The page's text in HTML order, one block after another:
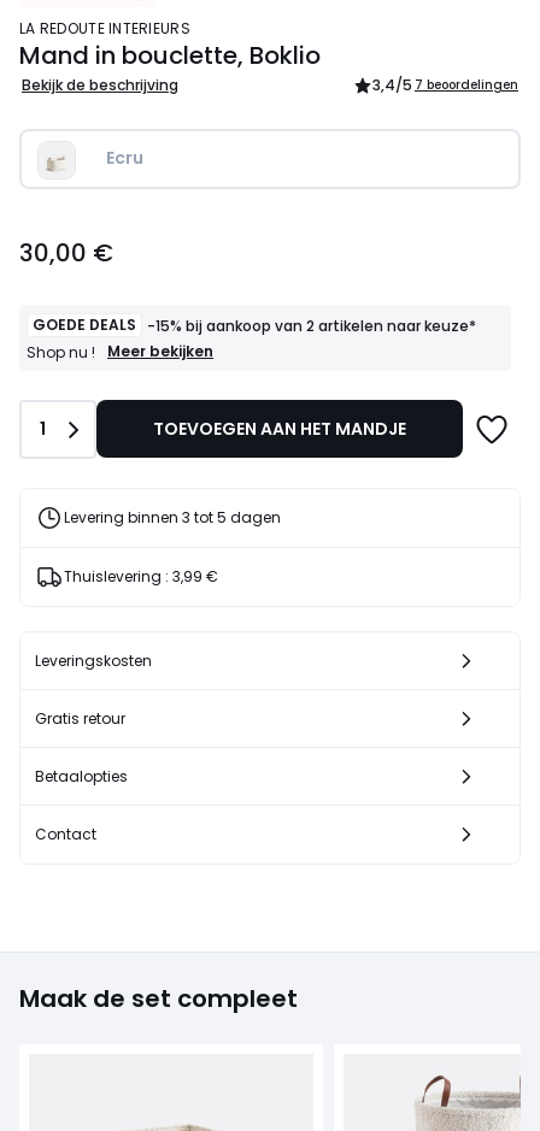
LA REDOUTE INTERIEURS
Mand in bouclette, Boklio
Bekijk de beschrijving 3,4/5 7 beoordelingen
Ecru
€.
30,00 €
GOEDE DEALS
-15% bij aankoop van 2 artikelen naar keuze*
Shop nu !
GOEDE
aankoop
naar
nu
Meer bekijken
Aantal
1 TOEVOEGEN AAN HET MANDJE
Levering binnen 3 tot 5 dagen
Thuislevering : 3,99 €
Leveringskosten
Gratis retour
Betaalopties
Contact
Maak de set compleet